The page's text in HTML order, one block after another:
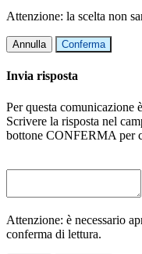
Attenzione: la scelta non
Annulla Conferma
Invia risposta
Per questa comunicazione
Scrivere la risposta nel
bottone CONFERMA per
Attenzione: è necessario
conferma di lettura.